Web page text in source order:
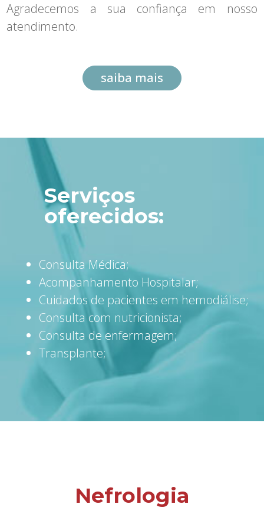
Agradecemos a sua confiança em nosso
atendimento.
saiba mais
Serviços
oferecidos:
Consulta Médica;
Acompanhamento Hospitalar;
Cuidados de pacientes em hemodiálise;
Consulta com nutricionista;
Consulta de enfermagem;
Transplante;
Nefrologia